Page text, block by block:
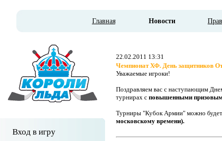
Главная Новости
Вход в игру
22.02.2011 13:31
Чемпионат ХФ. День защитников
Уважаемые игроки!
Поздравляем вас с наступающим
турнирах с повышенными
Турниры "Кубок Армии" можно
московскому времени).